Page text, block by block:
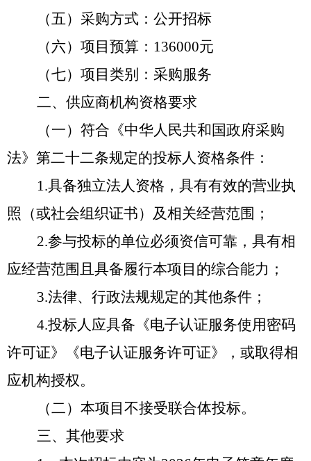
（五）采购方式：公开招标
（六）项目预算： 136000元
（七）项目类别：采购服务
二、供应商机构资格要求
（一）符合《中华人民共和国政府采购
法》第二十二条规定的投标人资格条件：
1.具备独立法人资格，具有有效的营业执
照（或社会组织证书）及相关经营范围；
2.参与投标的单位必须资信可靠，具有相
应经营范围且具备履行本项目的综合能力；
3.法律、行政法规规定的其他条件；
4.投标人应具备《电子认证服务使用密码
许可证》《电子认证服务许可证》，或取得相
应机构授权。
（二）本项目不接受联合体投标。
三、其他要求